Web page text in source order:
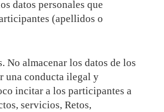
datos personales que
(apellidos o
No almacenar los datos de los
una conducta ilegal y
incitar a los participantes a
servicios, Retos,